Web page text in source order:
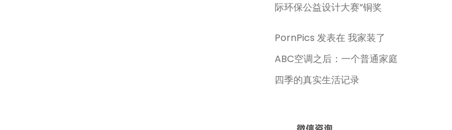
际环保公益设计大赛”铜奖
PornPics 发表在我家装了
ABC空调之后：一个普通家庭
四季的真实生活记录